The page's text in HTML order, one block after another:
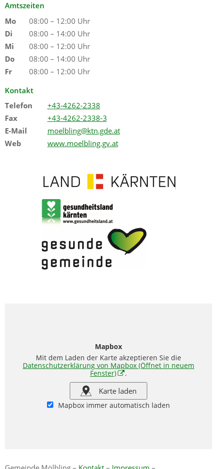
Amtszeiten
Mo
08:00 – 12:00 Uhr
Di
08:00 – 14:00 Uhr
Mi
08:00 – 12:00 Uhr
Do
08:00 – 14:00 Uhr
Fr
08:00 – 12:00 Uhr
Kontakt
Telefon
+43-4262-2338
Fax
+43-4262-2338-3
E-Mail
moelbling@ktn.gde.at
Web
www.moelbling.gv.at
Mapbox
Mit dem Laden der Karte akzeptieren Sie die
Datenschutzerklärung von Mapbox (Öffnet in neuem
Fenster)
.
Karte laden
Mapbox immer automatisch laden